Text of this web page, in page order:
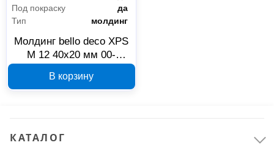
Под покраску
да
Тип
молдинг
Молдинг bello deco XPS
М 12 40х20 мм 00-
В корзину
КАТАЛОГ